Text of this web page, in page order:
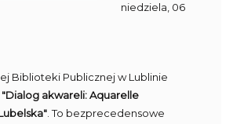
niedziela, 06
Biblioteki Publicznej w Lublinie
"Dialog akwareli: Aquarelle
. To bezprecedensowe